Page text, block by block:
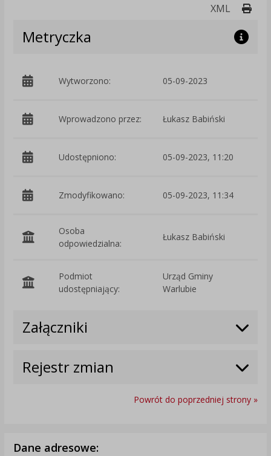
XML
Metryczka
Wytworzono: 05-09-2023
Wprowadzono przez: Łukasz Babiński
Udostępniono: 05-09-2023, 11:20
Zmodyfikowano: 05-09-2023, 11:34
Osoba
odpowiedzialna:
Łukasz Babiński
Podmiot
udostępniający:
Urząd Gminy
Warlubie
Załączniki
Rejestr zmian
Powrót do poprzedniej strony »
Dane adresowe: